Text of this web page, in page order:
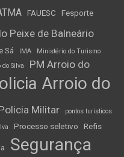
FAUESC Fesporte
Peixe de Balneário
Sá IMA
Ministério do Turismo
Silva
PM Arroio do
Arroio do
Militar
pontos turísticos
Processo seletivo Refis
Segurança